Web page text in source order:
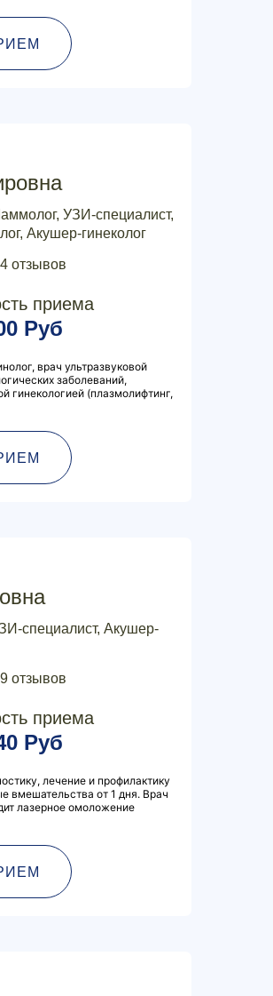
УЗИ-специалист,
Акушер-гинеколог
отзывов
приема
Руб
врач ультразвуковой
заболеваний,
гинекологией (плазмолифтинг,
специалист, Акушер-
отзывов
приема
Руб
лечение и профилактику
вмешательства от 1 дня. Врач
лазерное омоложение